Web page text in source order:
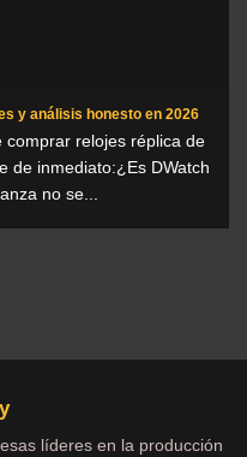
y análisis honesto en 2026
relojes réplica de
de inmediato:¿Es DWatch
no se...
líderes en la producción